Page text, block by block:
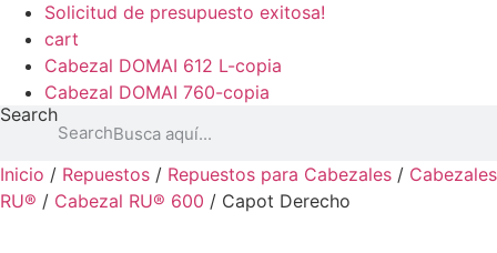
Solicitud de presupuesto exitosa!
cart
Cabezal DOMAI 612 L-copia
Cabezal DOMAI 760-copia
Search
Search
Inicio / Repuestos / Repuestos para Cabezales / Cabezales
RU® / Cabezal RU® 600 / Capot Derecho